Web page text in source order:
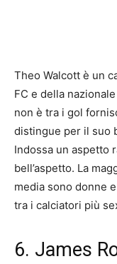
Theo Walcott è un
FC e della
non è tra i gol
distingue per il suo
Indossa un aspetto
bell’aspetto. La
media sono donne
tra i calciatori più
6. James